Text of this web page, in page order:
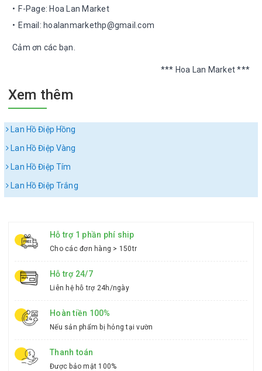
F-Page: Hoa Lan Market
Email: hoalanmarkethp@gmail.com
Cảm ơn các bạn.
*** Hoa Lan Market ***
Xem thêm
Lan Hồ Điệp Hồng
Lan Hồ Điệp Vàng
Lan Hồ Điệp Tím
Lan Hồ Điệp Trắng
Hỗ trợ 1 phần phí ship
Cho các đơn hàng > 150tr
Hỗ trợ 24/7
Liên hệ hỗ trợ 24h/ngày
Hoàn tiền 100%
Nếu sản phẩm bị hỏng tại vườn
Thanh toán
Được bảo mật 100%